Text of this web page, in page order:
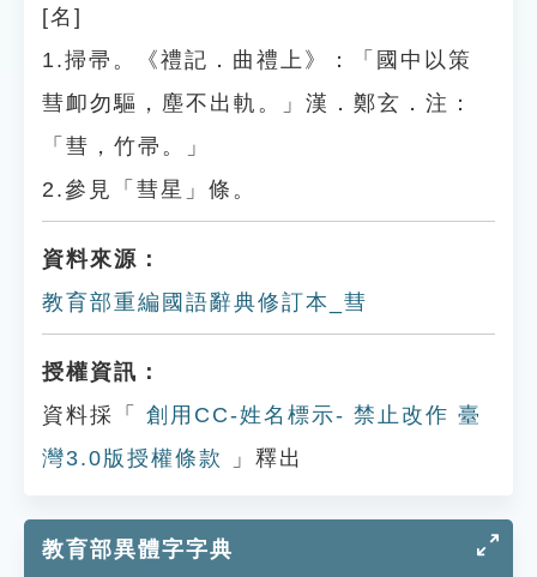
[名]
1.掃帚。《禮記．曲禮上》：「國中以策
彗卹勿驅，塵不出軌。」漢．鄭玄．注：
「彗，竹帚。」
2.參見「彗星」條。
資料來源：
教育部重編國語辭典修訂本_彗
授權資訊：
資料採「
創用CC-姓名標示- 禁止改作 臺
灣3.0版授權條款
」釋出
教育部異體字字典